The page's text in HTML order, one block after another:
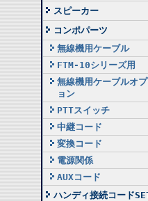
スピーカー
コンポパーツ
無線機用ケーブル
FTM-10シリーズ用
無線機用ケーブルオ
ョン
PTTスイッチ
中継コード
変換コード
電源関係
AUXコード
ハンディ接続コード